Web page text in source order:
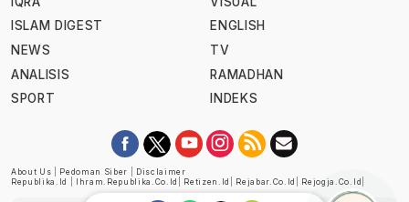
ISLAM DIGEST
NEWS
ANALISIS
SPORT
ENGLISH
TV
RAMADHAN
INDEKS
About Us Pedoman Siber
Disclaimer
Republika.id
Ihram.republika.co.id Retizen.id Rejabar.co.id Rejogja.co.id